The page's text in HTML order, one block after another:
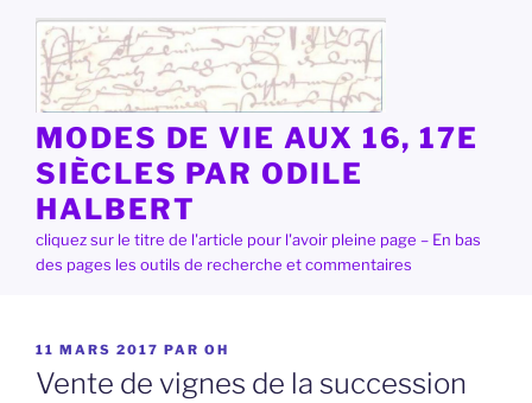
contenu
principal
MODES DE VIE AUX 16, 17E
SIÈCLES PAR ODILE
HALBERT
cliquez sur le titre de l'article pour l'avoir pleine page – En bas
des pages les outils de recherche et commentaires
PUBLIÉ
LE
11 MARS 2017 PAR OH
Vente de vignes de la succession